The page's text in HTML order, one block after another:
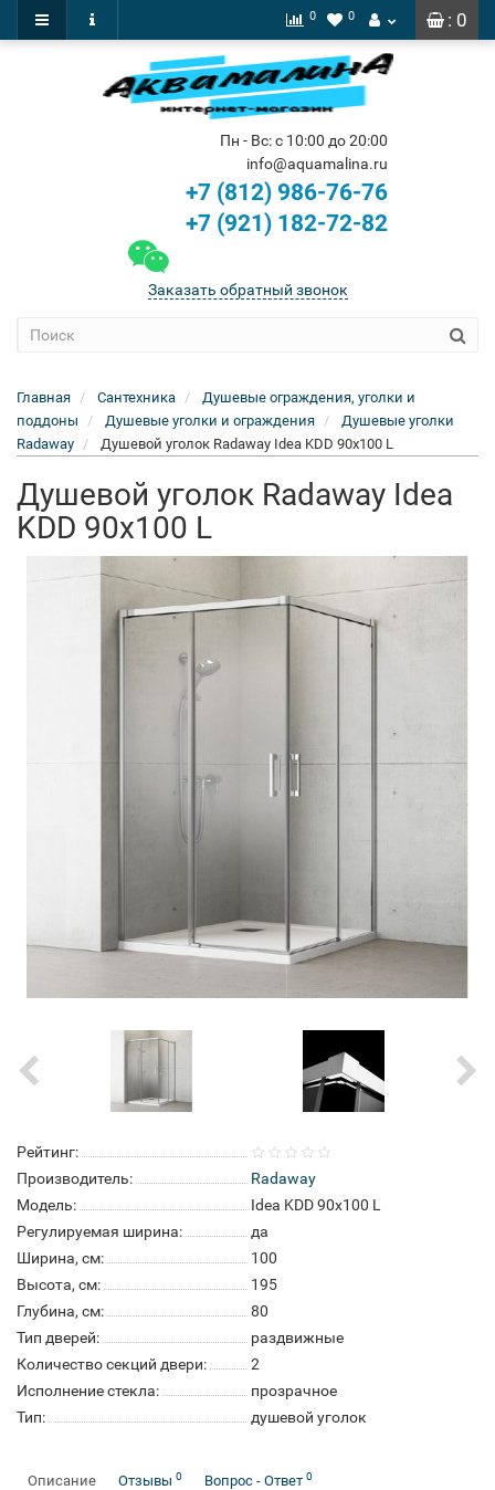
: 0
0 0
Пн - Вс: с 10:00 до 20:00
info@aquamalina.ru
+7 (812) 986-76-76
+7 (921) 182-72-82
Заказать обратный звонок
Главная Сантехника
Душевые ограждения, уголки и
поддоны
Душевые уголки и ограждения
Душевые уголки
Radaway
Душевой уголок Radaway Idea KDD 90x100 L
Душевой уголок Radaway Idea
KDD 90x100 L
Рейтинг:
Производитель:
Radaway
Модель:
Idea KDD 90x100 L
Регулируемая ширина:
да
Ширина, см:
100
Высота, см:
195
Глубина, см:
80
Тип дверей:
раздвижные
Количество секций двери:
2
Исполнение стекла:
прозрачное
Тип:
душевой уголок
Описание Отзывы 0 Вопрос - Ответ 0